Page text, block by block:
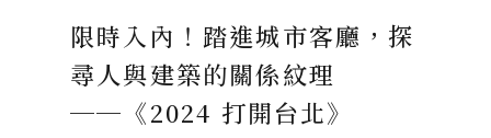
限時入內！踏進城市客廳，探
尋人與建築的關係紋理
──《2024 打開台北》